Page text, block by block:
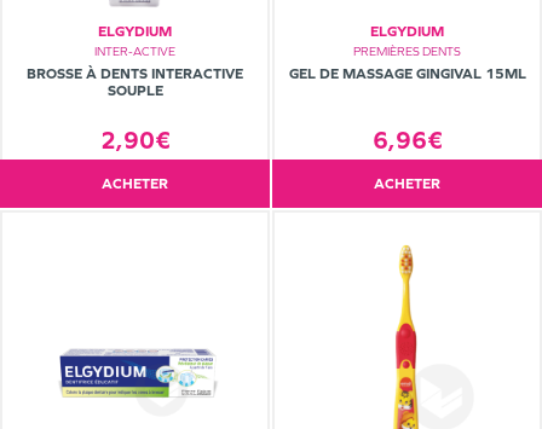
ELGYDIUM
INTER-ACTIVE
BROSSE À DENTS INTERACTIVE
SOUPLE
2,90€
ACHETER
ELGYDIUM
PREMIÈRES DENTS
GEL DE MASSAGE GINGIVAL 15ML
6,96€
ACHETER